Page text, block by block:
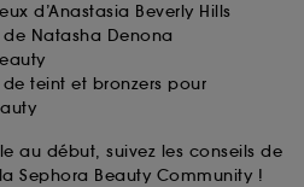
d’Anastasia Beverly Hills
Natasha Denona
teint et bronzers pour
au début, suivez les conseils de
Sephora Beauty Community !